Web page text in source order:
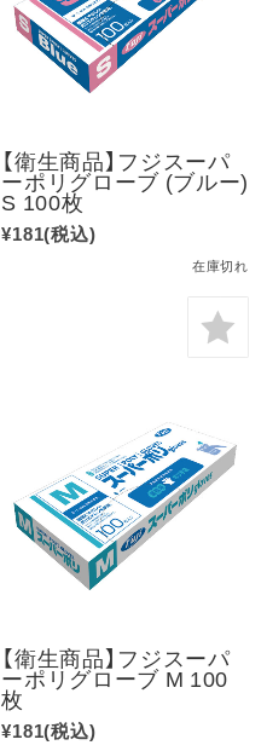
【衛生商品】フジスーパ
ーポリグローブ (ブルー)
S 100枚
¥181(税込)
在庫切れ
【衛生商品】フジスーパ
ーポリグローブ M 100
枚
¥181(税込)